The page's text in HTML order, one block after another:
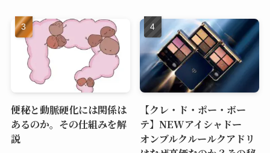
便秘と動脈硬化には関係は
あるのか。その仕組みを解
説
【クレ・ド・ポー・ボー
テ】NEWアイシャドー
オンブルクルールクアドリ